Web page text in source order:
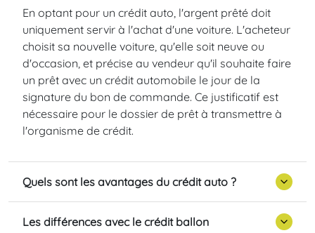
En optant pour un crédit auto, l'argent prêté doit
uniquement servir à l'achat d'une voiture. L'acheteur
choisit sa nouvelle voiture, qu'elle soit neuve ou
d'occasion, et précise au vendeur qu'il souhaite faire
un prêt avec un crédit automobile le jour de la
signature du bon de commande. Ce justificatif est
nécessaire pour le dossier de prêt à transmettre à
l'organisme de crédit.
Quels sont les avantages du crédit auto ?
Les différences avec le crédit ballon